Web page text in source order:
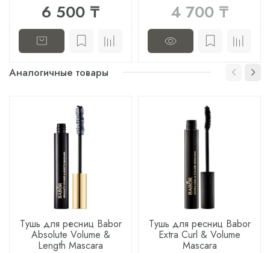
6 500 ₸ 4 700 ₸
Аналогичные товары
Тушь для ресниц Babor
Absolute Volume &
Length Mascara
Тушь для ресниц Babor
Extra Curl & Volume
Mascara